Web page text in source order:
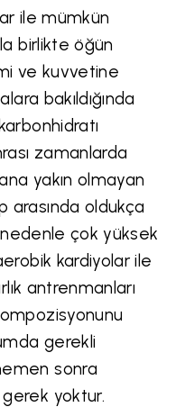
ile mümkün
birlikte öğün
ve kuvvetine
bakıldığında
zamanlarda
yakın olmayan
oldukça
nedenle çok yüksek
kardiyolar ile
antrenmanları
gerekli
sonra
yoktur.